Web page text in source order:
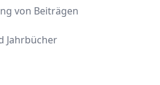
von Beiträgen
Jahrbücher